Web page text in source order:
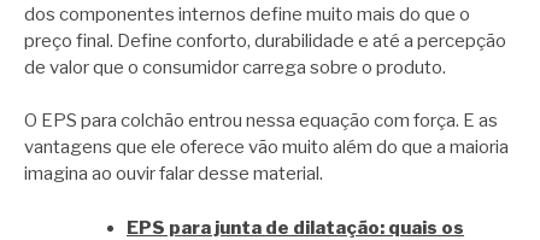
dos componentes internos define muito mais do que o
preço final. Define conforto, durabilidade e até a percepção
de valor que o consumidor carrega sobre o produto.
O EPS para colchão entrou nessa equação com força. E as
vantagens que ele oferece vão muito além do que a maioria
imagina ao ouvir falar desse material.
EPS para junta de dilatação: quais os